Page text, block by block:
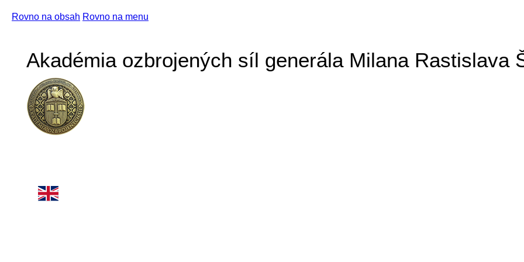
Rovno na obsah Rovno na menu
Akadémia ozbrojených síl generála Milana Rastislava